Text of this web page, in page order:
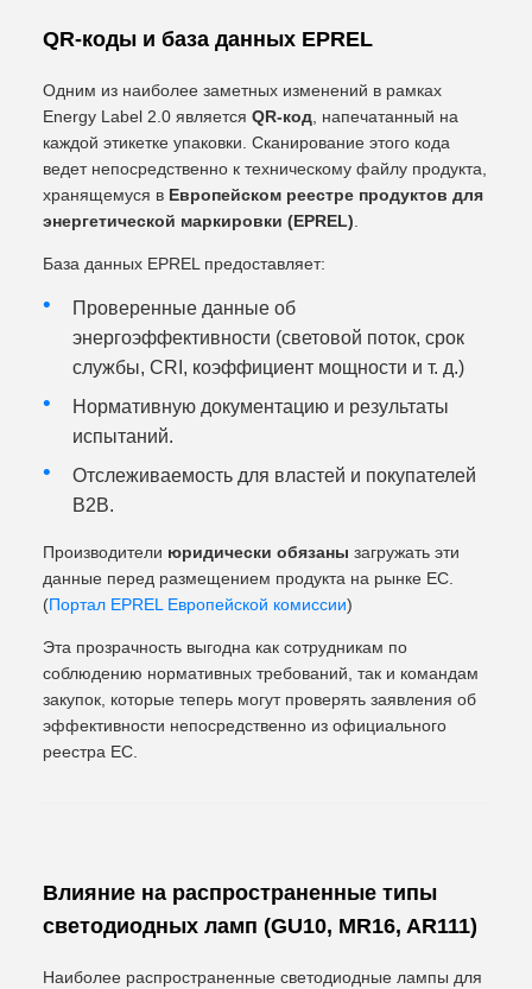
QR-коды и база данных EPREL
Одним из наиболее заметных изменений в рамках
Energy Label 2.0 является QR-код , напечатанный на
каждой этикетке упаковки. Сканирование этого кода
ведет непосредственно к техническому файлу продукта,
хранящемуся в Европейском реестре продуктов для
энергетической маркировки (EPREL)
База данных EPREL предоставляет:
Проверенные данные об
энергоэффективности (световой поток, срок
службы, CRI, коэффициент мощности и т. д.)
Нормативную документацию и результаты
испытаний.
Отслеживаемость для властей и покупателей
B2B.
Производители юридически обязаны загружать эти
данные перед размещением продукта на рынке ЕС.
(Портал EPREL Европейской комиссии)
Эта прозрачность выгодна как сотрудникам по
соблюдению нормативных требований, так и командам
закупок, которые теперь могут проверять заявления об
эффективности непосредственно из официального
реестра ЕС.
Влияние на распространенные типы
светодиодных ламп (GU10, MR16, AR111)
Наиболее распространенные светодиодные лампы для